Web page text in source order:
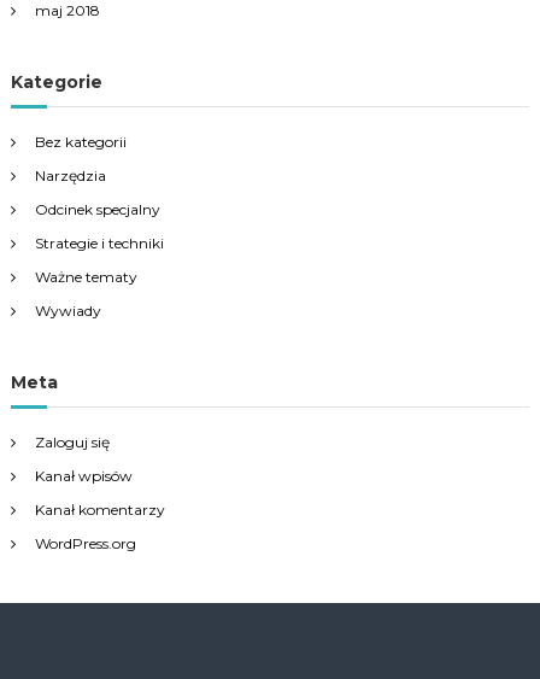
maj 2018
Kategorie
Bez kategorii
Narzędzia
Odcinek specjalny
Strategie i techniki
Ważne tematy
Wywiady
Meta
Zaloguj się
Kanał wpisów
Kanał komentarzy
WordPress.org